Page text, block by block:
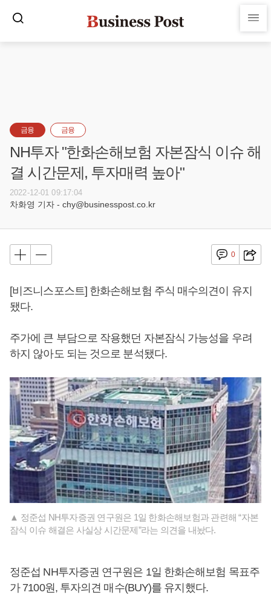
금융 금융
NH투자 "한화손해보험 자본잠식 이슈 해
결 시간문제, 투자매력 높아"
2022-12-01 09:17:04
차화영 기자 - chy@businesspost.co.kr
0
[비즈니스포스트] 한화손해보험 주식 매수의견이 유지
됐다.
주가에 큰 부담으로 작용했던 자본잠식 가능성을 우려
하지 않아도 되는 것으로 분석됐다.
▲ 정준섭 NH투자증권 연구원은 1일 한화손해보험과 관련해 “자본
잠식 이슈 해결은 사실상 시간문제”라는 의견을 내놨다.
정준섭 NH투자증권 연구원은 1일 한화손해보험 목표주
가 7100원, 투자의견 매수(BUY)를 유지했다.